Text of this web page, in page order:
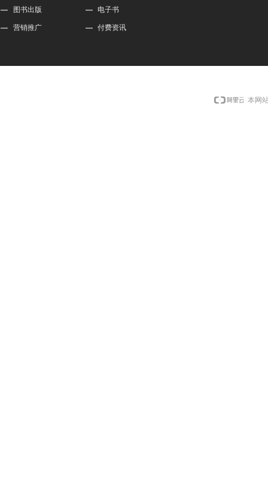
图书出版
电子书
营销推广 付费资讯
本网